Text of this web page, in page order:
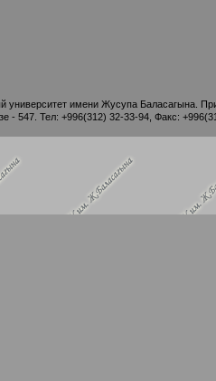
университет имени Жусупа Баласагына.
- 547. Тел: +996(312) 32-33-94, Факс: